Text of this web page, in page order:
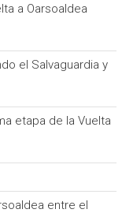
a Oarsoaldea
el Salvaguardia y
etapa de la Vuelta
entre el